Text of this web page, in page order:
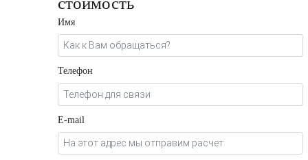
Имя
Телефон
E-mail